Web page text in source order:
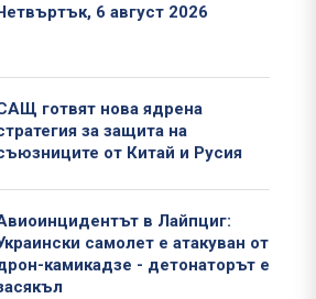
6 август 2026
готвят нова ядрена
за защита на
от Китай и Русия
в Лайпциг:
самолет е атакуван от
камикадзе - детонаторът е